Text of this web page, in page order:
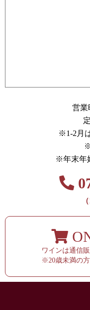
営業
※1-2月
※年末年
ワインは通信
※20歳未満の